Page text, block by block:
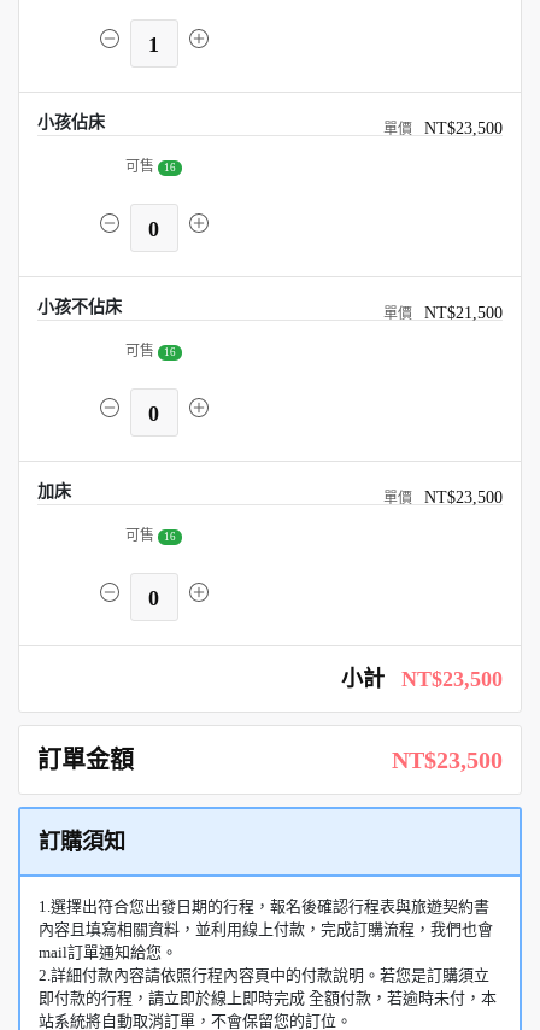
1
小孩佔床 NT$23,500
可售 16
0
小孩不佔床 NT$21,500
可售 16
0
加床 NT$23,500
可售 16
0
小計 NT$23,500
訂單金額 NT$23,500
訂購須知
1.選擇出符合您出發日期的行程，報名後確認行程表與旅遊契約書
內容且填寫相關資料，並利用線上付款，完成訂購流程，我們也會
mail訂單通知給您。
2.詳細付款內容請依照行程內容頁中的付款說明。若您是訂購須立
即付款的行程，請立即於線上即時完成 全額付款，若逾時未付，本
站系統將自動取消訂單，不會保留您的訂位。